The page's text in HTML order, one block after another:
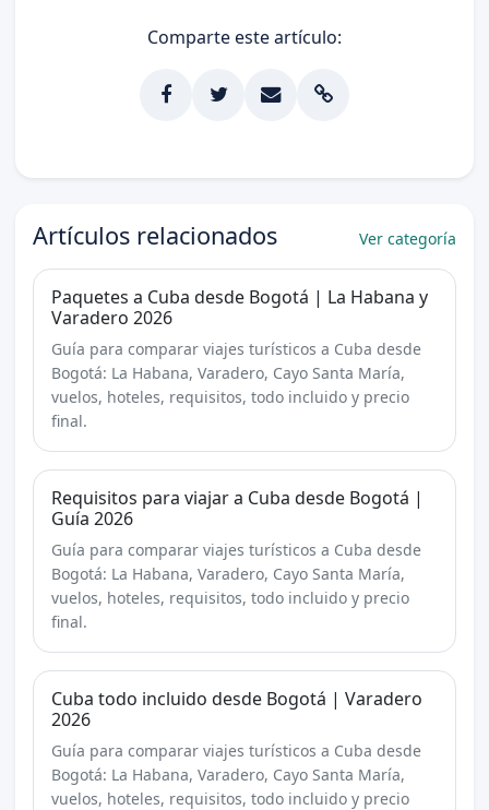
Comparte este artículo:
Artículos relacionados Ver categoría
Paquetes a Cuba desde Bogotá | La Habana y
Varadero 2026
Guía para comparar viajes turísticos a Cuba desde
Bogotá: La Habana, Varadero, Cayo Santa María,
vuelos, hoteles, requisitos, todo incluido y precio
final.
Requisitos para viajar a Cuba desde Bogotá |
Guía 2026
Guía para comparar viajes turísticos a Cuba desde
Bogotá: La Habana, Varadero, Cayo Santa María,
vuelos, hoteles, requisitos, todo incluido y precio
final.
Cuba todo incluido desde Bogotá | Varadero
2026
Guía para comparar viajes turísticos a Cuba desde
Bogotá: La Habana, Varadero, Cayo Santa María,
vuelos, hoteles, requisitos, todo incluido y precio